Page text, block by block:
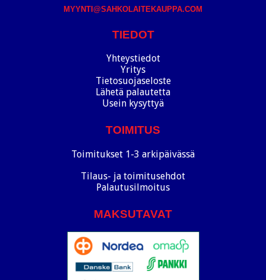
MYYNTI@SAHKOLAITEKAUPPA.COM
TIEDOT
Yhteystiedot
Yritys
Tietosuojaseloste
Lähetä palautetta
Usein kysyttyä
TOIMITUS
Toimitukset 1-3 arkipäivässä
Tilaus- ja toimitusehdot
Palautusilmoitus
MAKSUTAVAT